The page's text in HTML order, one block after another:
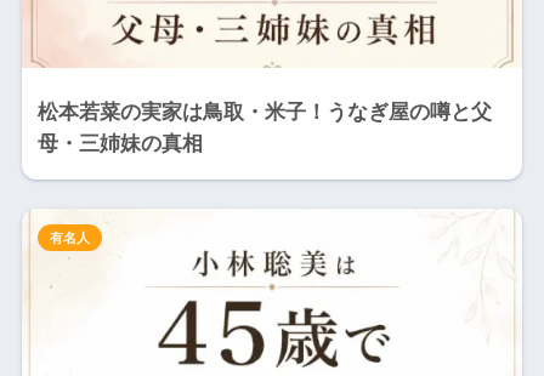
松本若菜の実家は鳥取・米子！うなぎ屋の噂と父
母・三姉妹の真相
有名人